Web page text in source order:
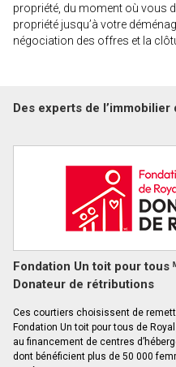
propriété, du moment où vous
propriété jusqu’à votre
négociation des offres et la
Des experts de
Fondation Un toit pour tous
Donateur de rétributions
Ces courtiers choisissent de
Fondation Un toit pour tous de
au financement de centres
dont bénéficient plus de 50 000